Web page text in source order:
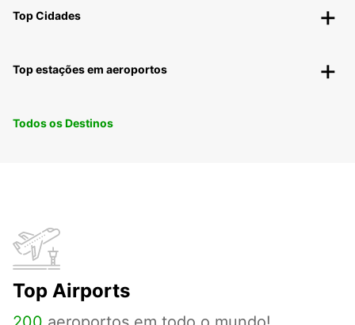
Top Cidades
Top estações em aeroportos
Todos os Destinos
Top Airports